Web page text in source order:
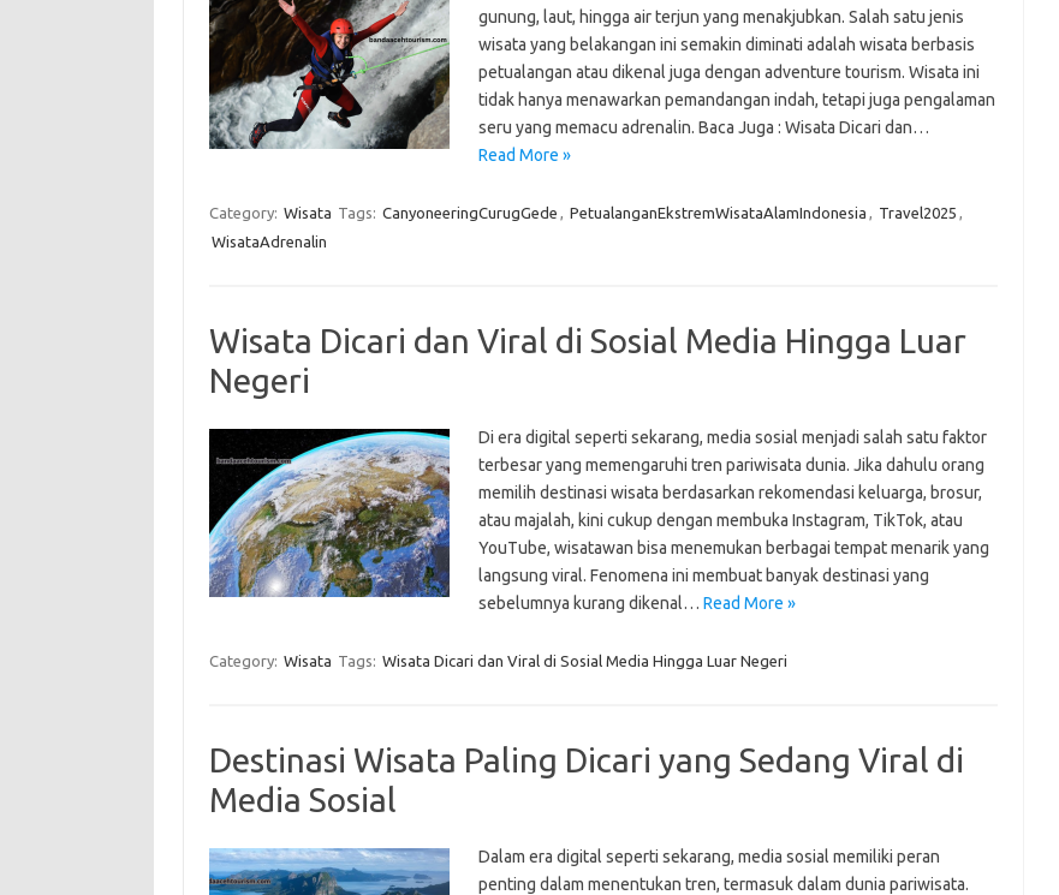
gunung, laut, hingga air terjun yang menakjubkan. Salah satu jenis
wisata yang belakangan ini semakin diminati adalah wisata berbasis
petualangan atau dikenal juga dengan adventure tourism. Wisata ini
tidak hanya menawarkan pemandangan indah, tetapi juga pengalaman
seru yang memacu adrenalin. Baca Juga : Wisata Dicari dan…
Read More »
Category: Wisata Tags: CanyoneeringCurugGede , PetualanganEkstremWisataAlamIndonesia , Travel2025 ,
WisataAdrenalin
Wisata Dicari dan Viral di Sosial Media Hingga Luar
Negeri
Di era digital seperti sekarang, media sosial menjadi salah satu faktor
terbesar yang memengaruhi tren pariwisata dunia. Jika dahulu orang
memilih destinasi wisata berdasarkan rekomendasi keluarga, brosur,
atau majalah, kini cukup dengan membuka Instagram, TikTok, atau
YouTube, wisatawan bisa menemukan berbagai tempat menarik yang
langsung viral. Fenomena ini membuat banyak destinasi yang
sebelumnya kurang dikenal… Read More »
Category: Wisata Tags: Wisata Dicari dan Viral di Sosial Media Hingga Luar Negeri
Destinasi Wisata Paling Dicari yang Sedang Viral di
Media Sosial
Dalam era digital seperti sekarang, media sosial memiliki peran
penting dalam menentukan tren, termasuk dalam dunia pariwisata.